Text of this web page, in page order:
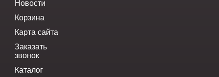
Новости
Корзина
Карта сайта
Заказать
звонок
Каталог